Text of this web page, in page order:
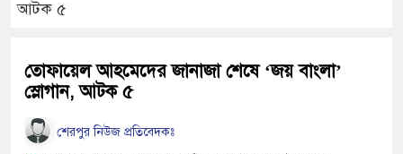
আটক ৫
তোফায়েল আহমেদের জানাজা শেষে ‘জয় বাংলা’
স্লোগান, আটক ৫
শেরপুর নিউজ প্রতিবেদকঃ